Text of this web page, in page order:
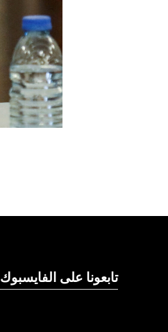
تابعونا على الفايسبوك